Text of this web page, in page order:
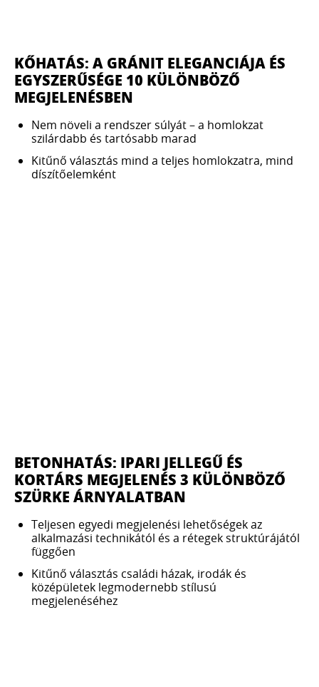
KŐHATÁS: A GRÁNIT ELEGANCIÁJA ÉS
EGYSZERŰSÉGE 10 KÜLÖNBÖZŐ
MEGJELENÉSBEN
Nem növeli a rendszer súlyát – a homlokzat
szilárdabb és tartósabb marad
Kitűnő választás mind a teljes homlokzatra, mind
díszítőelemként
BETONHATÁS: IPARI JELLEGŰ ÉS
KORTÁRS MEGJELENÉS 3 KÜLÖNBÖZŐ
SZÜRKE ÁRNYALATBAN
Teljesen egyedi megjelenési lehetőségek az
alkalmazási technikától és a rétegek struktúrájától
függően
Kitűnő választás családi házak, irodák és
középületek legmodernebb stílusú
megjelenéséhez